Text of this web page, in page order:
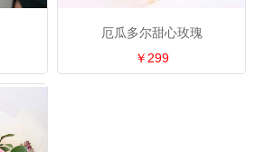
厄瓜多尔甜心玫瑰
￥299